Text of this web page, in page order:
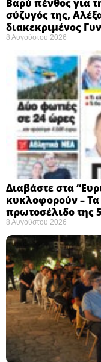
Βαρύ πένθος για
σύζυγός της,
διακεκριμένος
8 Αυγούστου 2026
Διαβάστε στα
κυκλοφορούν – Τα
πρωτοσέλιδο της
8 Αυγούστου 2026